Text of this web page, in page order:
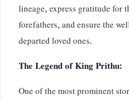
lineage, express gratitude for
forefathers, and ensure the
departed loved ones.
The Legend of King Prithu:
One of the most prominent